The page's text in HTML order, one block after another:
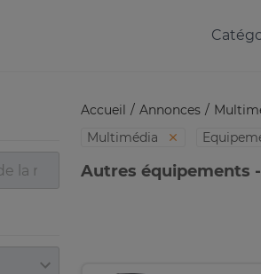
Accueil Annonces
Multimédia
Autres équipements